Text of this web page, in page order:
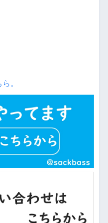
。